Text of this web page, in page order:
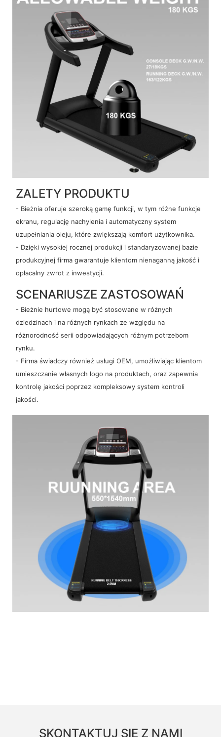
ZALETY PRODUKTU
- Bieżnia oferuje szeroką gamę funkcji, w tym różne funkcje
ekranu, regulację nachylenia i automatyczny system
uzupełniania oleju, które zwiększają komfort użytkownika.
- Dzięki wysokiej rocznej produkcji i standaryzowanej bazie
produkcyjnej firma gwarantuje klientom nienaganną jakość i
opłacalny zwrot z inwestycji.
SCENARIUSZE ZASTOSOWAŃ
- Bieżnie hurtowe mogą być stosowane w różnych
dziedzinach i na różnych rynkach ze względu na
różnorodność serii odpowiadających różnym potrzebom
rynku.
- Firma świadczy również usługi OEM, umożliwiając klientom
umieszczanie własnych logo na produktach, oraz zapewnia
kontrolę jakości poprzez kompleksowy system kontroli
jakości.
SKONTAKTUJ SIĘ Z NAMI